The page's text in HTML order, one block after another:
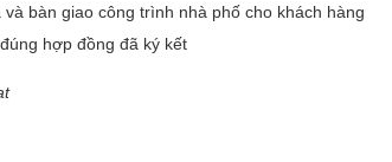
bàn giao công trình nhà phố cho khách hàng
hợp đồng đã ký kết